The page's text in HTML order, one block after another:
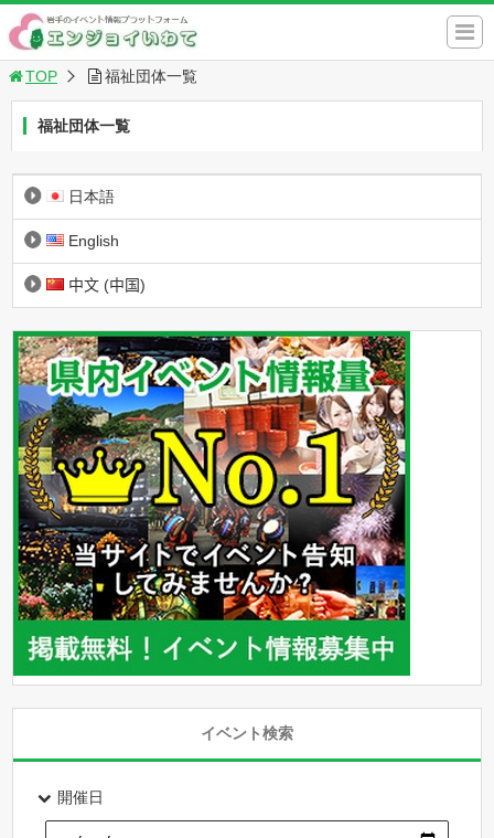
TOP 福祉団体一覧
福祉団体一覧
日本語
English
中文 (中国)
イベント検索
開催日